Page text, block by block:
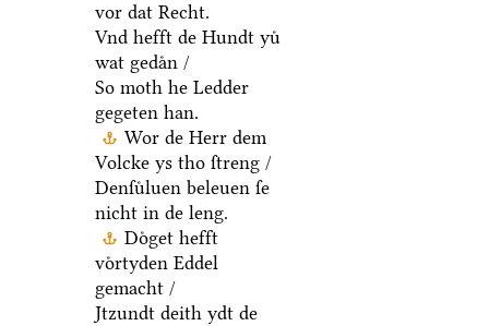
vor dat Recht.
Vnd hefft de Hundt yuͤ
wat gedaͤn /
So moth he Ledder
gegeten han.
Wor de Herr dem
Volcke ys tho ſtreng /
Denſuͤluen beleuen ſe
nicht in de leng.
Doͤget hefft
voͤrtyden Eddel
gemacht /
Jtzundt deith ydt de